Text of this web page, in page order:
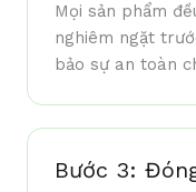
Mọi sản phẩm
nghiêm ngặt
bảo sự an toàn
Bước 3: